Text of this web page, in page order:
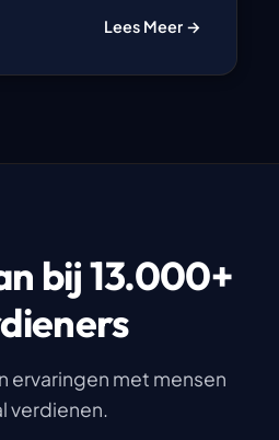
Lees Meer →
bij 13.000+
ervaringen met mensen
verdienen.